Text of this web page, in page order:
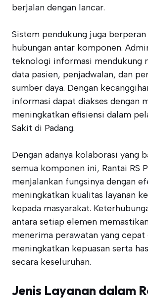
berjalan dengan lancar.
Sistem pendukung juga
hubungan antar komponen.
teknologi informasi mendukung
data pasien, penjadwalan, dan
sumber daya. Dengan
informasi dapat diakses dengan
meningkatkan efisiensi dalam
Sakit di Padang.
Dengan adanya kolaborasi yang
semua komponen ini, Rantai RS
menjalankan fungsinya dengan
meningkatkan kualitas layanan
kepada masyarakat.
antara setiap elemen
menerima perawatan yang cepat
meningkatkan kepuasan serta
secara keseluruhan.
Jenis Layanan dalam